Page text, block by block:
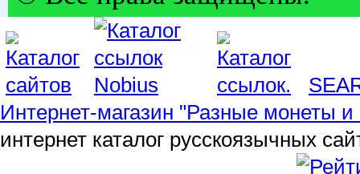
Интернет-магазин "Разные монеты и
интернет каталог русскоязычных